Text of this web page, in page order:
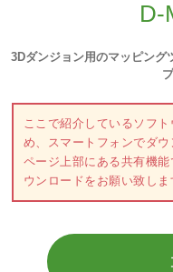
D-
3Dダンジョン用のマッピン
ここで紹介しているソフ
め、スマートフォンでダウ
ページ上部にある共有機
ウンロードをお願い致しま